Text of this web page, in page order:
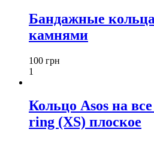
Бандажные кольца
камнями
100 грн
1
Кольцо Asos на
ring (XS) плоское